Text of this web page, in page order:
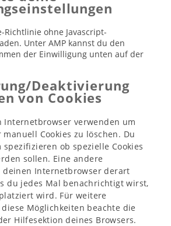
Richtlinie ohne Javascript-
Unter AMP kannst du den
der Einwilligung unten auf der
Deaktivierung
von Cookies
Internetbrowser verwenden um
Cookies zu löschen. Du
ob spezielle Cookies
sollen. Eine andere
deinen Internetbrowser derart
du jedes Mal benachrichtigt wirst,
wird. Für weitere
Möglichkeiten beachte die
Hilfesektion deines Browsers.